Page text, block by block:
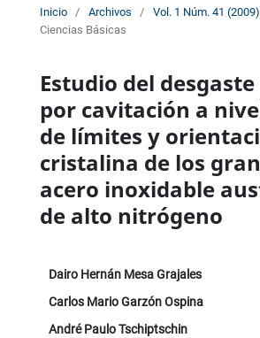
Inicio / Archivos / Vol. 1 Núm. 41 (2009)
Ciencias Básicas
Estudio del
por cavitación a
de límites y
cristalina de los
acero inoxidable
de alto nitrógeno
Dairo Hernán Mesa Grajales
Carlos Mario Garzón Ospina
André Paulo Tschiptschin